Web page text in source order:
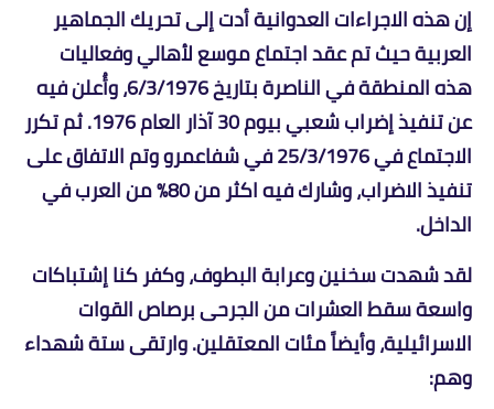
إن هذه الاجراءات العدوانية أدت إلى تحريك الجماهير
العربية حيث تم عقد اجتماع موسع لأهالي وفعاليات
هذه المنطقة في الناصرة بتاريخ 6/3/1976، وأُعلن فيه
عن تنفيذ إضراب شعبي بيوم 30 آذار العام 1976. ثم تكرر
الاجتماع في 25/3/1976 في شفاعمرو وتم الاتفاق على
تنفيذ الاضراب، وشارك فيه اكثر من 80% من العرب في
الداخل.
لقد شهدت سخنين وعرابة البطوف، وكفر كنا إشتباكات
واسعة سقط العشرات من الجرحى برصاص القوات
الاسرائيلية، وأيضاً مئات المعتقلين. وارتقى ستة شهداء
وهم: